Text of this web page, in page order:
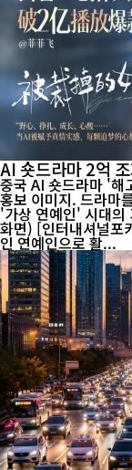
AI 숏드라마 2억
중국 AI 숏드라마 '해
홍보 이미지. 드라마
'가상 연예인' 시대의
화면) [인터내셔널포커스] AI가 만든 배우가 드라마를 넘어 독립적
인 연예인으로 활...